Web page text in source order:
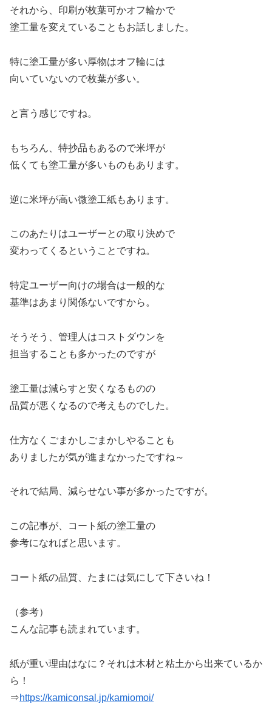
それから、印刷が枚葉可かオフ輪かで
塗工量を変えていることもお話しました。
特に塗工量が多い厚物はオフ輪には
向いていないので枚葉が多い。
と言う感じですね。
もちろん、特抄品もあるので米坪が
低くても塗工量が多いものもあります。
逆に米坪が高い微塗工紙もあります。
このあたりはユーザーとの取り決めで
変わってくるということですね。
特定ユーザー向けの場合は一般的な
基準はあまり関係ないですから。
そうそう、管理人はコストダウンを
担当することも多かったのですが
塗工量は減らすと安くなるものの
品質が悪くなるので考えものでした。
仕方なくごまかしごまかしやることも
ありましたが気が進まなかったですね～
それで結局、減らせない事が多かったですが。
この記事が、コート紙の塗工量の
参考になればと思います。
コート紙の品質、たまには気にして下さいね！
（参考）
こんな記事も読まれています。
紙が重い理由はなに？それは木材と粘土から出来ているか
ら！
⇒https://kamiconsal.jp/kamiomoi/